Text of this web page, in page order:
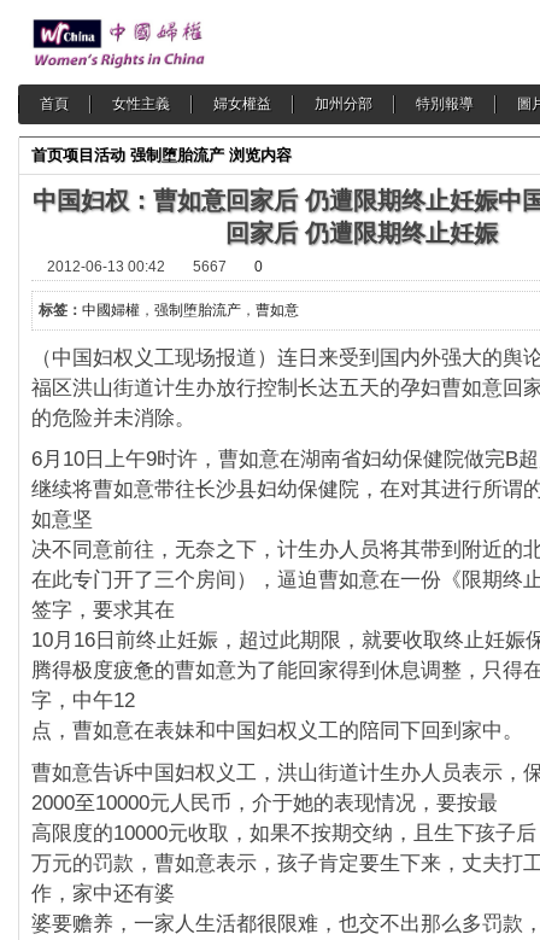
首頁 女性主義 婦女權益 加州分部 特別報導 圖
首页项目活动 强制堕胎流产 浏览内容
中国妇权：曹如意回家后 仍遭限期终止妊娠中
回家后 仍遭限期终止妊娠
2012-06-13 00:42 5667 0
标签： 中國婦權 ， 强制堕胎流产 ， 曹如意
（中国妇权义工现场报道）连日来受到国内外强大的舆
福区洪山街道计生办放行控制长达五天的孕妇曹如意回
的危险并未消除。
6月10日上午9时许，曹如意在湖南省妇幼保健院做完B
继续将曹如意带往长沙县妇幼保健院，在对其进行所谓
如意坚
决不同意前往，无奈之下，计生办人员将其带到附近的
在此专门开了三个房间），逼迫曹如意在一份《限期终
签字，要求其在
10月16日前终止妊娠，超过此期限，就要收取终止妊娠
腾得极度疲惫的曹如意为了能回家得到休息调整，只得
字，中午12
点，曹如意在表妹和中国妇权义工的陪同下回到家中。
曹如意告诉中国妇权义工，洪山街道计生办人员表示，
2000至10000元人民币，介于她的表现情况，要按最
高限度的10000元收取，如果不按期交纳，且生下孩子
万元的罚款，曹如意表示，孩子肯定要生下来，丈夫打
作，家中还有婆
婆要赡养，一家人生活都很限难，也交不出那么多罚款